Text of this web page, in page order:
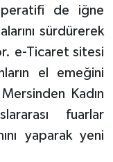
de iğne
sürdürerek
e-Ticaret sitesi
el emeğini
Kadın
fuarlar
yaparak yeni